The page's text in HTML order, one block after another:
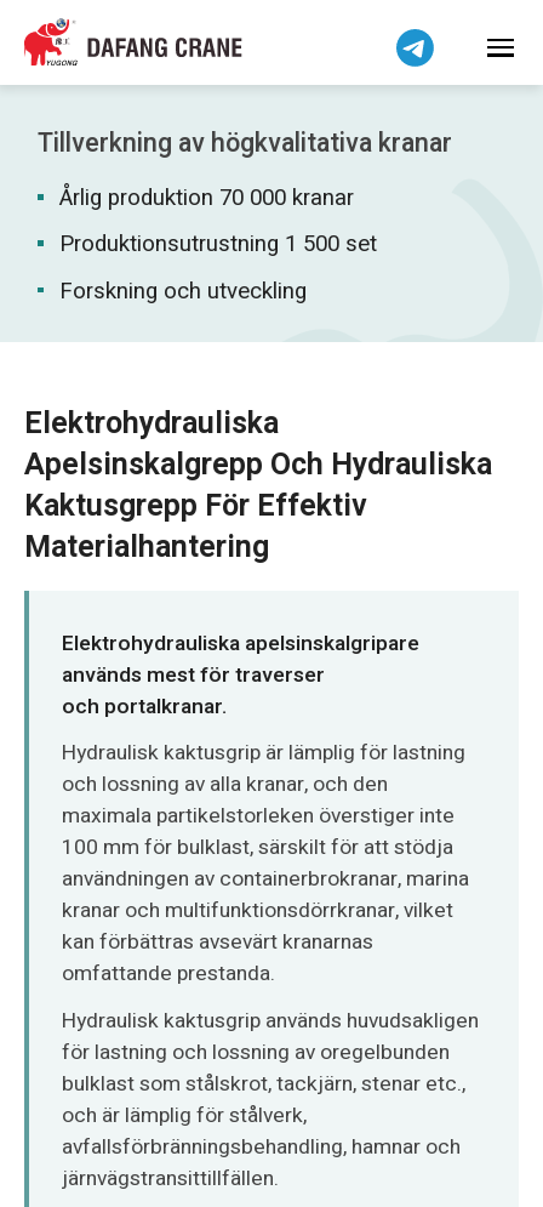
Tillverkning av högkvalitativa kranar
Årlig produktion 70 000 kranar
Produktionsutrustning 1 500 set
Forskning och utveckling
Elektrohydrauliska
Apelsinskalgrepp Och Hydrauliska
Kaktusgrepp För Effektiv
Materialhantering
Elektrohydrauliska apelsinskalgripare
används mest för traverser
och portalkranar.
Hydraulisk kaktusgrip är lämplig för lastning
och lossning av alla kranar, och den
maximala partikelstorleken överstiger inte
100 mm för bulklast, särskilt för att stödja
användningen av containerbrokranar, marina
kranar och multifunktionsdörrkranar, vilket
kan förbättras avsevärt kranarnas
omfattande prestanda.
Hydraulisk kaktusgrip används huvudsakligen
för lastning och lossning av oregelbunden
bulklast som stålskrot, tackjärn, stenar etc.,
och är lämplig för stålverk,
avfallsförbränningsbehandling, hamnar och
järnvägstransittillfällen.
Bahasa Indonesia
Bahasa Melayu
Tiếng Việt
简体中文
فارسی
Pilipino
اردو
Kiswahili
Dansk
Norsk
O‘zbekcha